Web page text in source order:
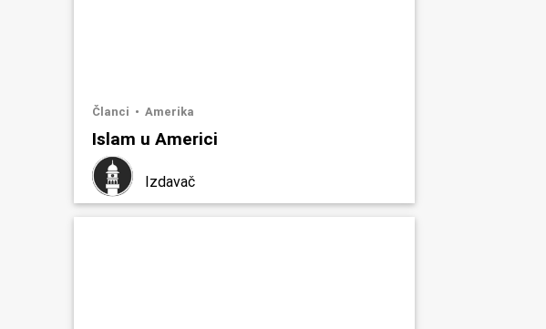
Članci Amerika
Islam u Americi
Izdavač